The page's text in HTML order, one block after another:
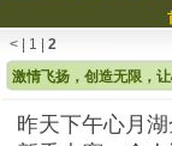
<
1
2
激情飞扬，创造无限，
昨天下午心月